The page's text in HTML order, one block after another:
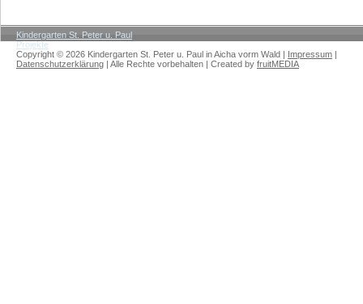
Kindergarten St. Peter u. Paul
Projekte
Abschied vom Kita-Jahr 2021/22
Copyright © 2026 Kindergarten St. Peter u. Paul in Aicha vorm Wald | Impressum |
Datenschutzerklärung | Alle Rechte vorbehalten | Created by fruitMEDIA